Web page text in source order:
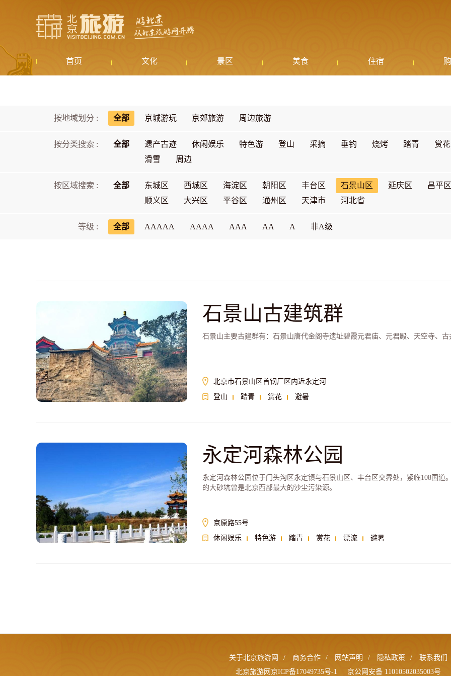
首页 文化 景区 美食 住宿
按地域划分 : 全部 京城游玩 京郊旅游 周边旅游
按分类搜索 : 全部 遗产古迹 休闲娱乐 特色游 登山 采摘 垂钓 烧烤 踏青
赏花
滑雪
周边
按区域搜索 : 全部 东城区 西城区 海淀区 朝阳区 丰台区 石景山区 延庆区
昌平区
顺义区
大兴区 平谷区 通州区 天津市 河北省
等级 : 全部 AAAAA AAAA AAA AA A 非A级
石景山古建筑群
石景山主要古建群有：石景山唐代金阁寺遗址碧霞元君庙、元君殿、天空寺、古
北京市石景山区首钢厂区内近永定河
登山
踏青 赏花 避暑
永定河森林公园
永定河森林公园位于门头沟区永定镇与石景山区、丰台区交界处，紧临108国道
的大砂坑曾是北京西部最大的沙尘污染源。
京原路55号
休闲娱乐
特色游 踏青 赏花 漂流 避暑
关于北京旅游网 / 商务合作 / 网站声明 / 隐私政策 /
联系我们
北京旅游网京ICP备17049735号-1
京公网安备 11010502035003号